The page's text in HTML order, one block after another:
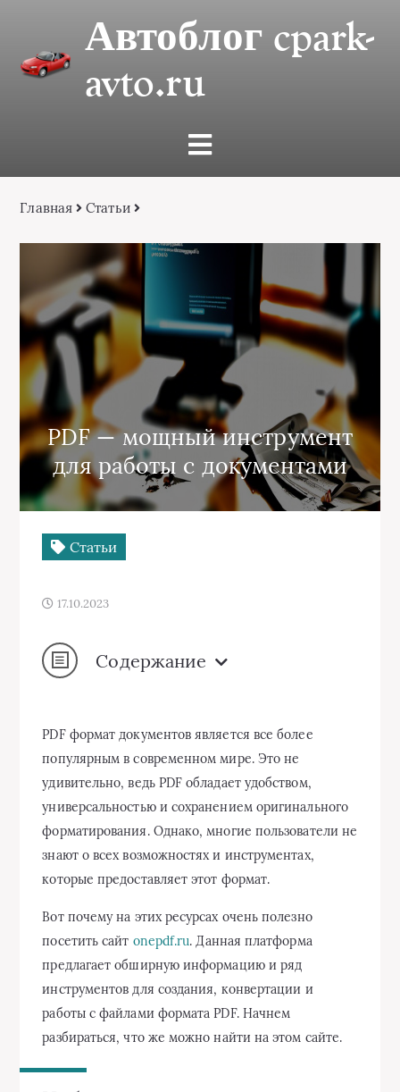
Автоблог cpark-
avto.ru
Главная Статьи
PDF — мощный инструмент
для работы с документами
Статьи
17.10.2023
Содержание
PDF формат документов является все более
популярным в современном мире. Это не
удивительно, ведь PDF обладает удобством,
универсальностью и сохранением оригинального
форматирования. Однако, многие пользователи не
знают о всех возможностях и инструментах,
которые предоставляет этот формат.
Вот почему на этих ресурсах очень полезно
посетить сайт onepdf.ru. Данная платформа
предлагает обширную информацию и ряд
инструментов для создания, конвертации и
работы с файлами формата PDF. Начнем
разбираться, что же можно найти на этом сайте.